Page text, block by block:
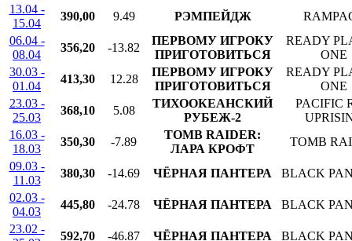
13.04 -
15.04
390,00 9.49 РЭМПЕЙДЖ
06.04 -
08.04
356,20 -13.82
ПЕРВОМУ ИГРОКУ
ПРИГОТОВИТЬСЯ
READY
ONE
30.03 -
01.04
413,30 12.28
ПЕРВОМУ ИГРОКУ
ПРИГОТОВИТЬСЯ
READY
ONE
23.03 -
25.03
368,10 5.08
ТИХООКЕАНСКИЙ
РУБЕЖ-2
PACIFIC
16.03 -
18.03
350,30 -7.89
TOMB RAIDER:
ЛАРА КРОФТ
TOMB
09.03 -
11.03
380,30 -14.69 ЧЁРНАЯ ПАНТЕРА
BLACK
02.03 -
04.03
445,80 -24.78 ЧЁРНАЯ ПАНТЕРА
BLACK
23.02 -
592,70 -46.87 ЧЁРНАЯ ПАНТЕРА
BLACK